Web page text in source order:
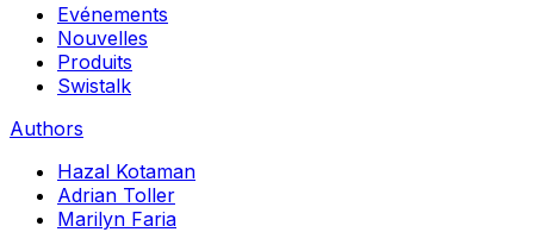
Evénements
Nouvelles
Produits
Swistalk
Authors
Hazal Kotaman
Adrian Toller
Marilyn Faria